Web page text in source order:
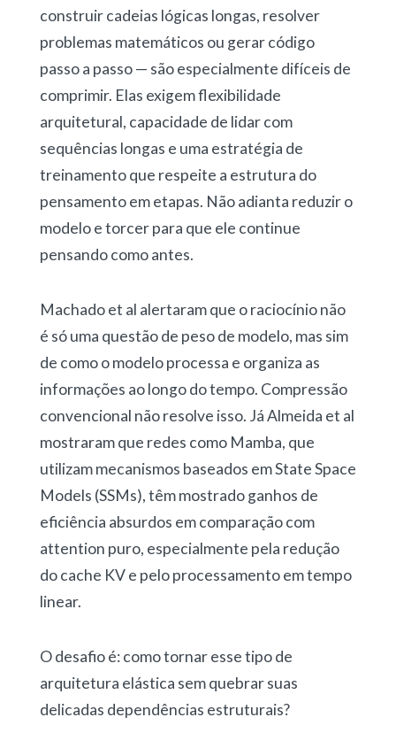
construir cadeias lógicas longas, resolver
problemas matemáticos ou gerar código
passo a passo — são especialmente difíceis de
comprimir. Elas exigem flexibilidade
arquitetural, capacidade de lidar com
sequências longas e uma estratégia de
treinamento que respeite a estrutura do
pensamento em etapas. Não adianta reduzir o
modelo e torcer para que ele continue
pensando como antes.
Machado et al alertaram que o raciocínio não
é só uma questão de peso de modelo, mas sim
de como o modelo processa e organiza as
informações ao longo do tempo. Compressão
convencional não resolve isso. Já Almeida et al
mostraram que redes como Mamba, que
utilizam mecanismos baseados em State Space
Models (SSMs), têm mostrado ganhos de
eficiência absurdos em comparação com
attention puro, especialmente pela redução
do cache KV e pelo processamento em tempo
linear.
O desafio é: como tornar esse tipo de
arquitetura elástica sem quebrar suas
delicadas dependências estruturais?